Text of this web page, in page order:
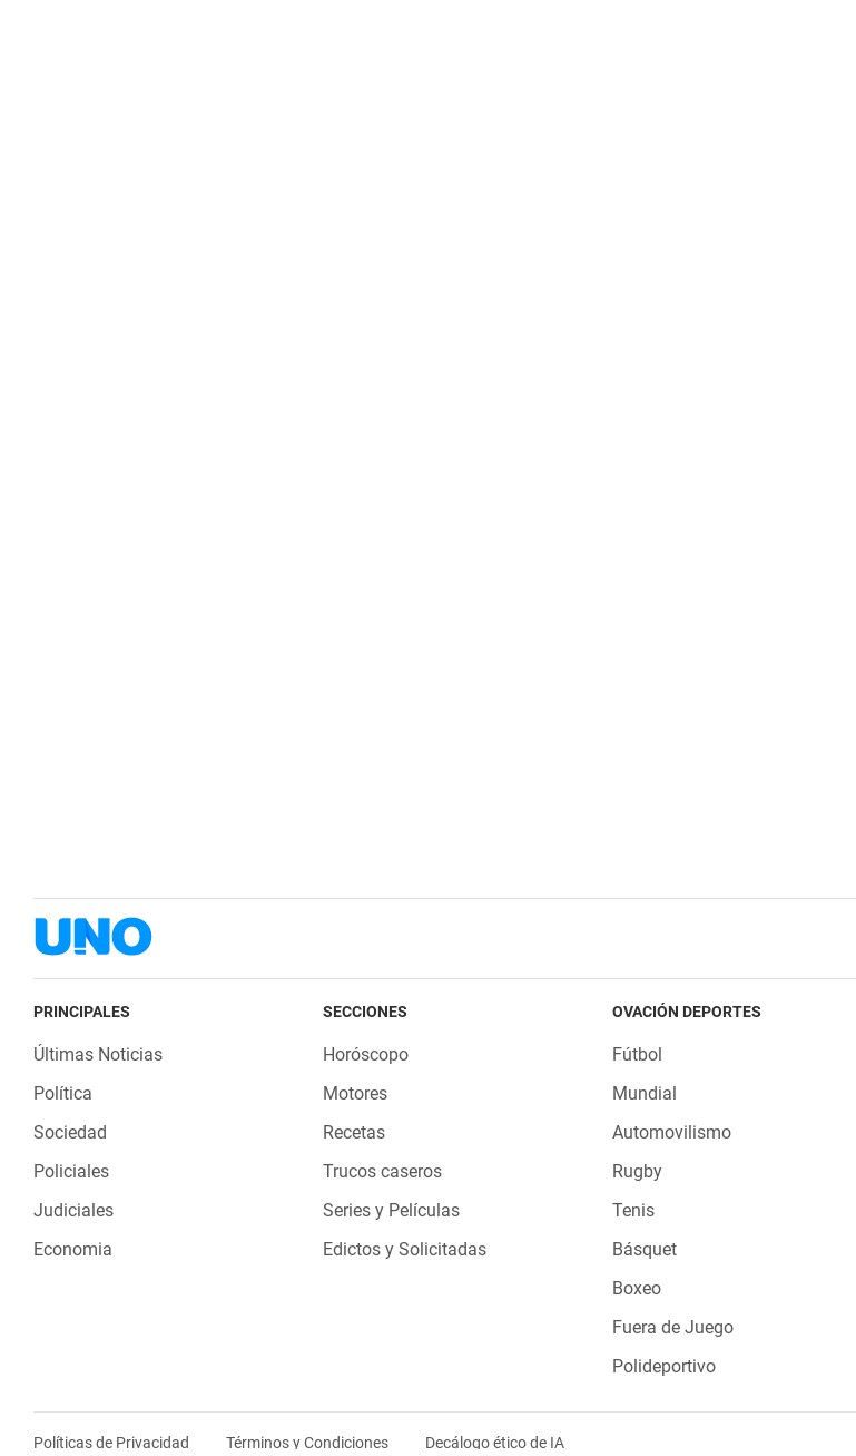
PRINCIPALES
Últimas Noticias
Política
Sociedad
Policiales
Judiciales
Economia
SECCIONES
Horóscopo
Motores
Recetas
Trucos caseros
Series y Películas
Edictos y Solicitadas
OVACIÓN DEPORTES
Fútbol
Mundial
Automovilismo
Rugby
Tenis
Básquet
Boxeo
Fuera de Juego
Polideportivo
Políticas de Privacidad Términos y Condiciones Decálogo ético de IA